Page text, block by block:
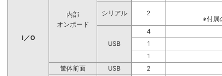
I／O
内部
オンボード
シリアル
2
※付属
USB
4
1
1
筐体前面
USB 2